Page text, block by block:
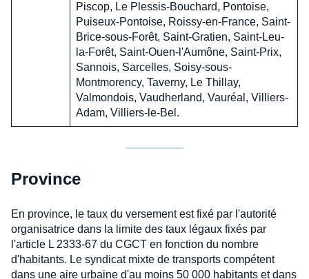
Piscop, Le Plessis-Bouchard, Pontoise,
Puiseux-Pontoise, Roissy-en-France, Saint-
Brice-sous-Forêt, Saint-Gratien, Saint-Leu-
la-Forêt, Saint-Ouen-l'Aumône, Saint-Prix,
Sannois, Sarcelles, Soisy-sous-
Montmorency, Taverny, Le Thillay,
Valmondois, Vaudherland, Vauréal, Villiers-
Adam, Villiers-le-Bel.
Province
En province, le taux du versement est fixé par l'autorité
organisatrice dans la limite des taux légaux fixés par
l'article L 2333-67 du CGCT en fonction du nombre
d'habitants. Le syndicat mixte de transports compétent
dans une aire urbaine d'au moins 50 000 habitants et dans